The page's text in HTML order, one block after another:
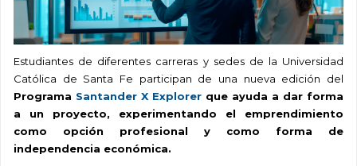
Estudiantes de diferentes carreras y sedes de la Universidad
Católica de Santa Fe participan de una nueva edición del
Programa Santander X Explorer que ayuda a dar forma
a un proyecto, experimentando el emprendimiento
como opción profesional y como forma de
independencia económica.